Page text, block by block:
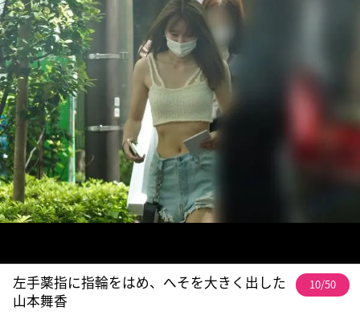
左手薬指に指輪をはめ、へそを大きく出した
山本舞香
10/50